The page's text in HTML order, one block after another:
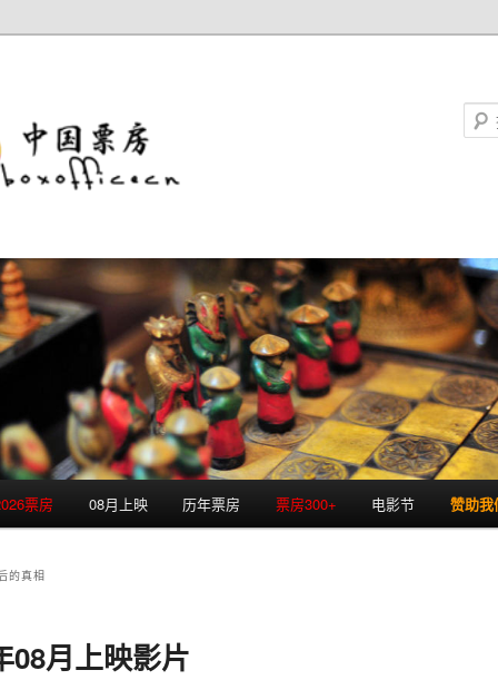
票房 08月上映 历年票房 票房300+ 电影节 赞助我
的真相
08月上映影片